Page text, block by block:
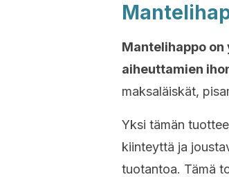
Mantelihappo
aiheuttamien
maksaläiskät,
Yksi tämän
kiinteyttä ja
tuotantoa. Tämä